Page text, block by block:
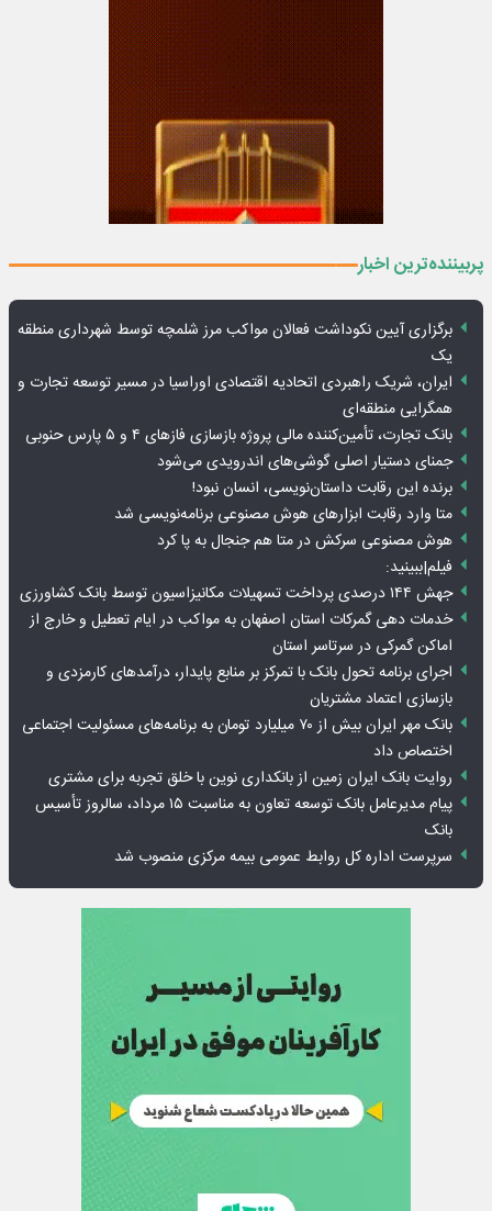
پربیننده‌ترین اخبار
برگزاری آیین نکوداشت فعالان مواکب مرز شلمچه توسط شهرداری منطقه
یک
ایران، شریک راهبردی اتحادیه اقتصادی اوراسیا در مسیر توسعه تجارت و
همگرایی منطقه‌ای
بانک تجارت، تأمین‌کننده مالی پروژه بازسازی فازهای ۴ و ۵ پارس حنوبی
جمنای دستیار اصلی گوشی‌های اندرویدی می‌شود
برنده این رقابت داستان‌نویسی، انسان نبود!
متا وارد رقابت ابزارهای هوش مصنوعی برنامه‌نویسی شد
هوش مصنوعی سرکش در متا هم جنجال به پا کرد
فیلم|ببینید:
جهش ۱۴۴ درصدی پرداخت تسهیلات مکانیزاسیون توسط بانک کشاورزی
خدمات دهی گمرکات استان اصفهان به مواکب در ایام تعطیل و خارج از
اماکن گمرکی در سرتاسر استان
اجرای برنامه تحول بانک با تمرکز بر منابع پایدار، درآمدهای کارمزدی و
بازسازی اعتماد مشتریان
بانک مهر ایران بیش از ۷۰ میلیارد تومان به برنامه‌های مسئولیت اجتماعی
اختصاص داد
روایت بانک ایران زمین از بانکداری نوین با خلق تجربه برای مشتری
پیام مدیرعامل بانک توسعه تعاون به مناسبت ۱۵ مرداد، سالروز تأسیس
بانک
سرپرست اداره کل روابط عمومی بیمه مرکزی منصوب شد